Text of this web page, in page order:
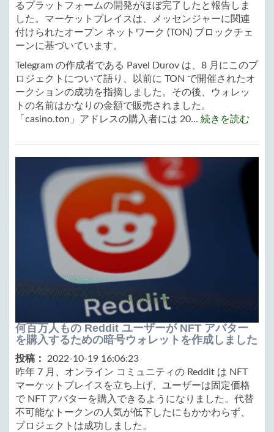
るプラットフォームの開発がほぼ完了したと報告しま
した。マーケットプレイスは、メッセンジャーに関連
付けられたオープン ネットワーク (TON) ブロックチェ
ーンに基づいています。
Telegram の作成者である Pavel Durov は、8 月にこのプ
ロジェクトについて語り、以前に TON で開催されたオ
ークションの成功を指摘しました。その後、ウォレッ
トの名前はかなりの金額で販売されました。
「casino.ton」アドレスの購入者には 20... 続きを読む
何百万人もの Reddit ユーザーが NFT アバター
を購入するための暗号ウォレットを作成しました
投稿：
2022-10-19 16:06:23
昨年 7 月、オンライン コミュニティの Reddit は NFT
マーケットプレイスを立ち上げ、ユーザーは固定価格
で NFT アバターを購入できるようになりました。代替
不可能なトークンの人気が低下したにもかかわらず、
プロジェクトは成功しました。